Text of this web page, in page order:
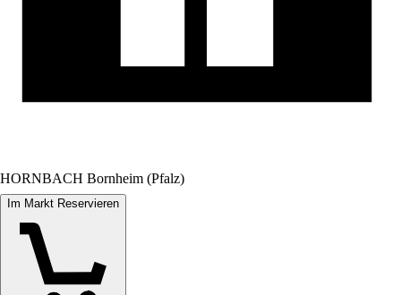
HORNBACH Bornheim (Pfalz)
Im Markt Reservieren